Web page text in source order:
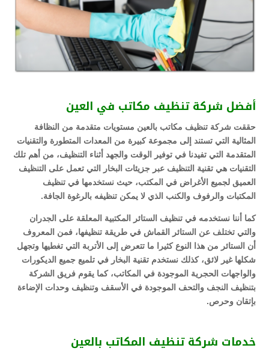
أفضل شركة تنظيف مكاتب في العين
حققت شركة تنظيف مكاتب بالعين مستويات متقدمة من النظافة
المثالية التي تستند إلى مجموعة كبيرة من المعدات المتطورة والتقنيات
المتقدمة التي تفيدنا في توفير الوقت والجهد أثناء التنظيف، من أهم تلك
التقنيات هي تقنية التنظيف عبر جزيئات البخار التي تعمل على التنظيف
العميق لجميع الأغراض في المكتب، حيث نستخدمها في تنظيف
المكتبات والرفوف والكنب الذي لا يمكن تنظيفه بالرغوة الجافة.
كما أننا نستخدمه في تنظيف الستائر المكتبية المعلقة على الجدران
والتي تختلف عن الستائر القماش في طريقة تنظيفها، فمن المعروف
أن الستائر من هذا النوع كثيرا ما تتعرض إلى الأتربة التي تغطيها وتجهل
شكلها غير لائق، كذلك نستخدم تقنية البخار في تلميع جميع الديكورات
والواجهات الحجرية الموجودة في المكاتب، كما يقوم فريق الشركة
بتنظيف النجف والتحف الموجودة في الأسقف وتنظيف وحدات الإضاءة
بإتقان وحرص.
خدمات شركة تنظيف المكاتب بالعين